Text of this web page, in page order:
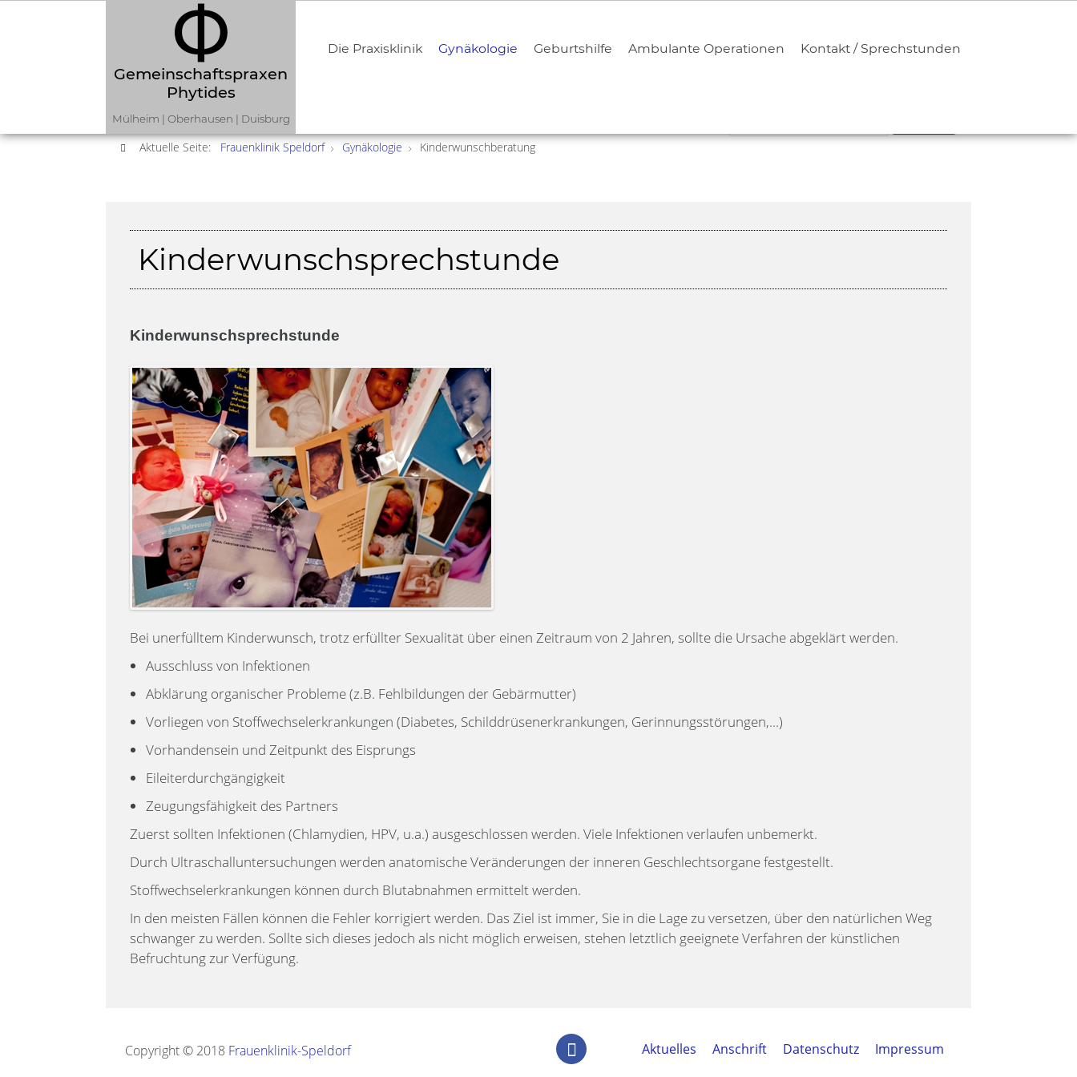
Gemeinschaftspraxen
Phytides
Mülheim | Oberhausen | Duisburg
Die Praxisklinik Gynäkologie Geburtshilfe Ambulante Operationen Kontakt / Sprechstunden
Aktuelle Seite: Frauenklinik Speldorf Gynäkologie Kinderwunschberatung
Kinderwunschsprechstunde
Kinderwunschsprechstunde
Bei unerfülltem Kinderwunsch, trotz erfüllter Sexualität über einen Zeitraum von 2 Jahren, sollte die Ursache abgeklärt werden.
Ausschluss von Infektionen
Abklärung organischer Probleme (z.B. Fehlbildungen der Gebärmutter)
Vorliegen von Stoffwechselerkrankungen (Diabetes, Schilddrüsenerkrankungen, Gerinnungsstörungen,...)
Vorhandensein und Zeitpunkt des Eisprungs
Eileiterdurchgängigkeit
Zeugungsfähigkeit des Partners
Zuerst sollten Infektionen (Chlamydien, HPV, u.a.) ausgeschlossen werden. Viele Infektionen verlaufen unbemerkt.
Durch Ultraschalluntersuchungen werden anatomische Veränderungen der inneren Geschlechtsorgane festgestellt.
Stoffwechselerkrankungen können durch Blutabnahmen ermittelt werden.
In den meisten Fällen können die Fehler korrigiert werden. Das Ziel ist immer, Sie in die Lage zu versetzen, über den natürlichen Weg
schwanger zu werden. Sollte sich dieses jedoch als nicht möglich erweisen, stehen letztlich geeignete Verfahren der künstlichen
Befruchtung zur Verfügung.
Aktuelles Anschrift Datenschutz Impressum
Copyright © 2018 Frauenklinik-Speldorf